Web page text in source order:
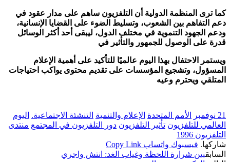
كما ترى المنظمة الدولية أن التلفزيون ساهم على مدار عقود في
دعم التفاهم بين الشعوب، وتسليط الضوء على القضايا الإنسانية،
ودعم الجهود التنموية في مختلف الدول، ليبقى أحد أكثر الوسائل
قدرة على الوصول للجمهور والتأثير في
ويستمر الاحتفال بهذا اليوم عالميًا للتأكيد على أهمية الإعلام
المسؤول، وتشجيع المؤسسات على تقديم محتوى يواكب احتياجات
المتلقي ويحترم وعيه
21 نوفمبر الأمم المتحدة الإعلام والتنمية التنشئة الاجتماعية. اليوم
العالمي للتلفزيون تأثير التلفزيون دور التلفزيون في المجتمع منتدى
التلفزيون 1996
شاركها. فيسبوك واتساب Copy Link
السابقبين شرارة اللحظة وغياب الغد: انتش واجري